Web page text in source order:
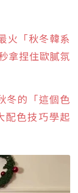
火「秋冬韓系
拿捏住歐膩氛
冬的「這個色
配色技巧學起